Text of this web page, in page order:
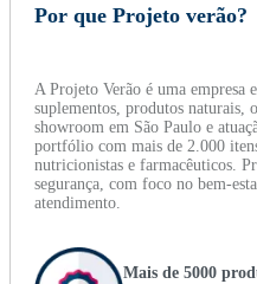
Por que Projeto verão?
A Projeto Verão é uma empresa
suplementos, produtos naturais,
showroom em São Paulo e
portfólio com mais de 2.000
nutricionistas e farmacêuticos.
segurança, com foco no bem-
atendimento.
Mais de 5000